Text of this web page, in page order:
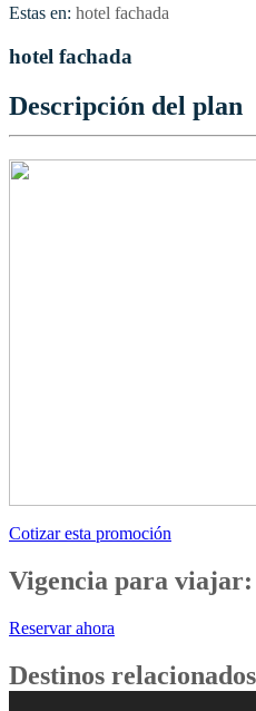
Estas en: hotel fachada
hotel fachada
Descripción del plan
Cotizar esta promoción
Vigencia para viajar:
Reservar ahora
Destinos relacionados